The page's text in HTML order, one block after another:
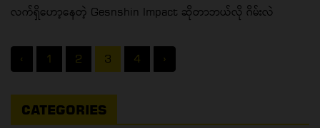
လက်ရှိဟော့နေတဲ့ Gesnshin Impact ဆိုတာဘယ်လို ဂိမ်းလဲ
‹ 1 2 3 4 ›
CATEGORIES